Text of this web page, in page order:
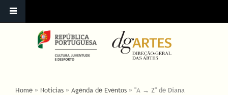
YOU ARE HERE
Home » Noticias » Agenda de Eventos » "A → Z" de Diana